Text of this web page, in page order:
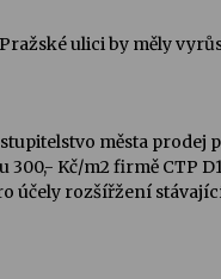
7. 2026
7. 2026
kousek za Humpolec. V
Pražské ulici by měly
města prodej
300,- Kč/m2 firmě CTP
účely rozšířžení